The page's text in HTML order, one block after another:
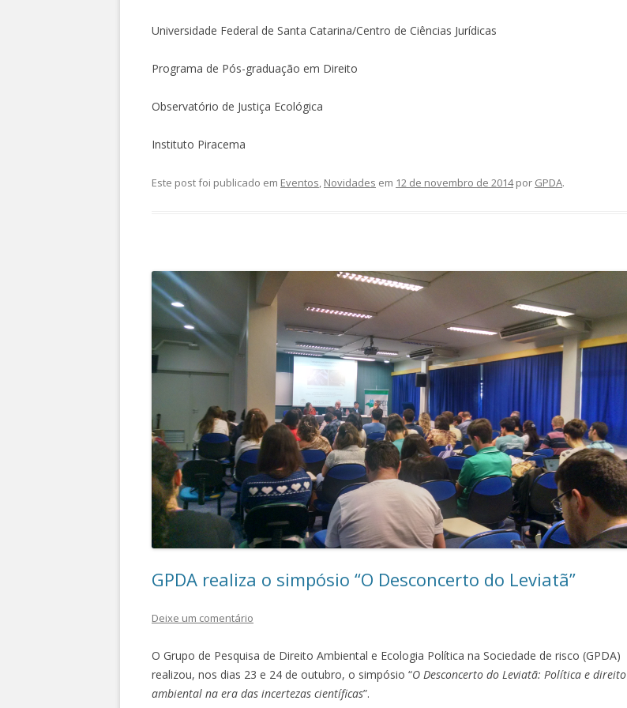
Universidade Federal de Santa Catarina/Centro de Ciências Jurídicas
Programa de Pós-graduação em Direito
Observatório de Justiça Ecológica
Instituto Piracema
Este post foi publicado em Eventos, Novidades em 12 de novembro de 2014por GPDA.
GPDA realiza o simpósio “O Desconcerto do Leviatã”
Deixe um comentário
O Grupo de Pesquisa de Direito Ambiental e Ecologia Política na Sociedade de risco (GPDA)
realizou, nos dias 23 e 24 de outubro, o simpósio “O Desconcerto do Leviatã: Política e direito
ambiental na era das incertezas científicas”.